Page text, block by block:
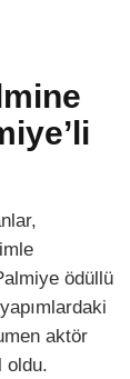
ödüllü
aktör
oldu.